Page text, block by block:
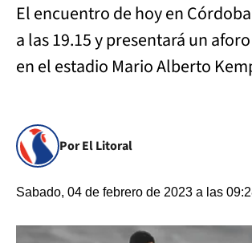
El encuentro de hoy en
a las 19.15 y presentará un
en el estadio Mario Alberto
Por El Litoral
Sabado, 04 de febrero de 2023 a las